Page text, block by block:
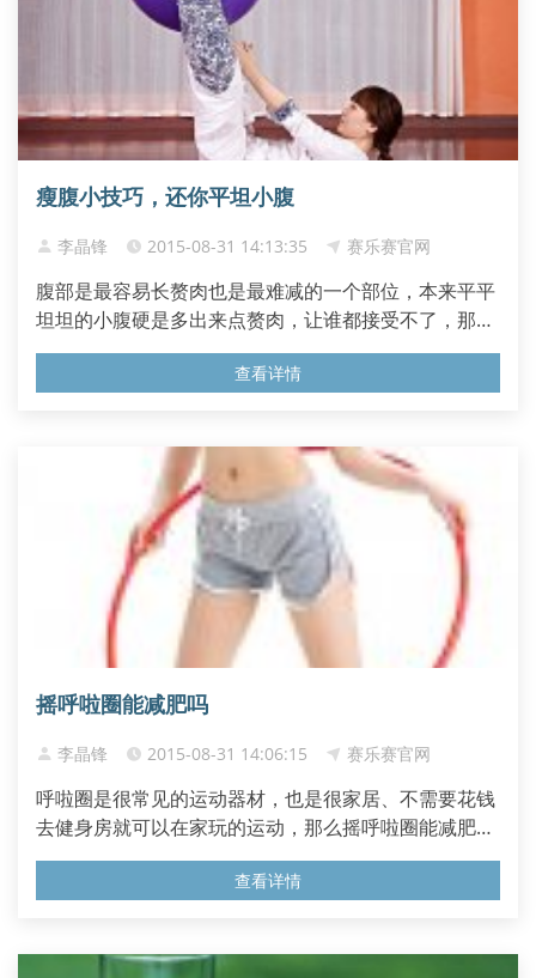
瘦腹小技巧，还你平坦小腹
李晶锋 2015-08-31 14:13:35 赛乐赛官网
腹部是最容易长赘肉也是最难减的一个部位，本来平平
坦坦的小腹硬是多出来点赘肉，让谁都接受不了，那么
有什么方法能让它平下去呢？...
查看详情
摇呼啦圈能减肥吗
李晶锋 2015-08-31 14:06:15 赛乐赛官网
呼啦圈是很常见的运动器材，也是很家居、不需要花钱
去健身房就可以在家玩的运动，那么摇呼啦圈能减肥
吗？...
查看详情